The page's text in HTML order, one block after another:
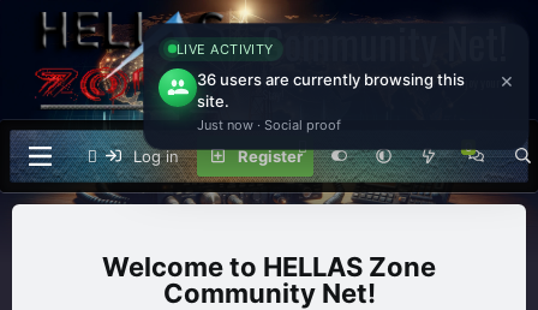
Community Net!
Welcome to Ham Radio Community Forum Enjoy your
Stay!
Log in Register
HELLAS Zone
Community Net!
LIVE ACTIVITY
36 users are currently browsing this
site.
Just now · Social proof
×